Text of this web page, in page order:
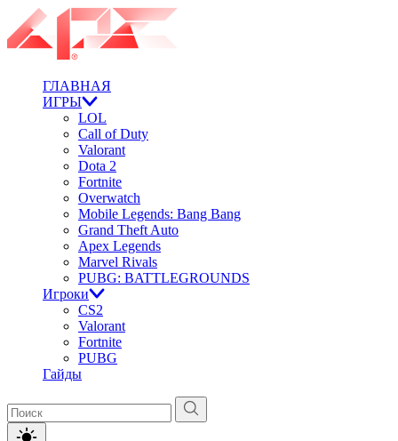
ГЛАВНАЯ
ИГРЫ
LOL
Call of Duty
Valorant
Dota 2
Fortnite
Overwatch
Mobile Legends: Bang Bang
Grand Theft Auto
Apex Legends
Marvel Rivals
PUBG: BATTLEGROUNDS
Игроки
CS2
Valorant
Fortnite
PUBG
Гайды